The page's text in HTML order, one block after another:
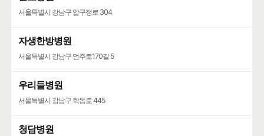
서울특별시 강남구 압구정로 304
자생한방병원
서울특별시 강남구 언주로170길 5
우리들병원
서울특별시 강남구 학동로 445
청담병원